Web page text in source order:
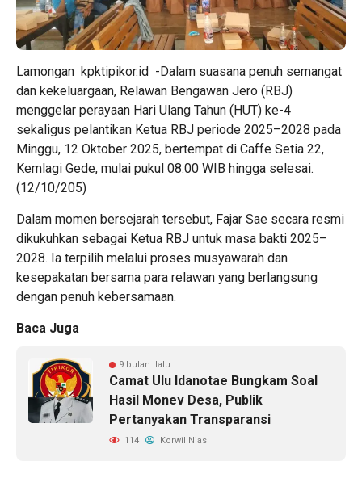
Lamongan kpktipikor.id -Dalam suasana penuh semangat
dan kekeluargaan, Relawan Bengawan Jero (RBJ)
menggelar perayaan Hari Ulang Tahun (HUT) ke-4
sekaligus pelantikan Ketua RBJ periode 2025–2028 pada
Minggu, 12 Oktober 2025, bertempat di Caffe Setia 22,
Kemlagi Gede, mulai pukul 08.00 WIB hingga selesai.
(12/10/205)
Dalam momen bersejarah tersebut, Fajar Sae secara resmi
dikukuhkan sebagai Ketua RBJ untuk masa bakti 2025–
2028. Ia terpilih melalui proses musyawarah dan
kesepakatan bersama para relawan yang berlangsung
dengan penuh kebersamaan.
Baca Juga
9 bulan lalu
Camat Ulu Idanotae Bungkam Soal
Hasil Monev Desa, Publik
Pertanyakan Transparansi
114 Korwil Nias